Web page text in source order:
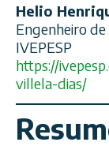
Helio
Engenheiro
IVEPESP
https://
villela-dias/